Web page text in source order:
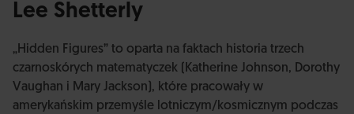
Lee Shetterly
„Hidden Figures” to oparta na faktach historia trzech
czarnoskórych matematyczek (Katherine Johnson, Dorothy
Vaughan i Mary Jackson), które pracowały w
amerykańskim przemyśle lotniczym/kosmicznym podczas